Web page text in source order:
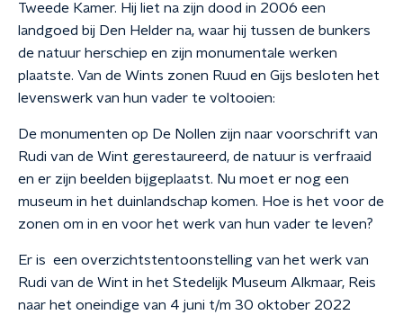
Tweede Kamer. Hij liet na zijn dood in 2006 een
landgoed bij Den Helder na, waar hij tussen de bunkers
de natuur herschiep en zijn monumentale werken
plaatste. Van de Wints zonen Ruud en Gijs besloten het
levenswerk van hun vader te voltooien:
De monumenten op De Nollen zijn naar voorschrift van
Rudi van de Wint gerestaureerd, de natuur is verfraaid
en er zijn beelden bijgeplaatst. Nu moet er nog een
museum in het duinlandschap komen. Hoe is het voor de
zonen om in en voor het werk van hun vader te leven?
Er is een overzichtstentoonstelling van het werk van
Rudi van de Wint in het Stedelijk Museum Alkmaar, Reis
naar het oneindige van 4 juni t/m 30 oktober 2022